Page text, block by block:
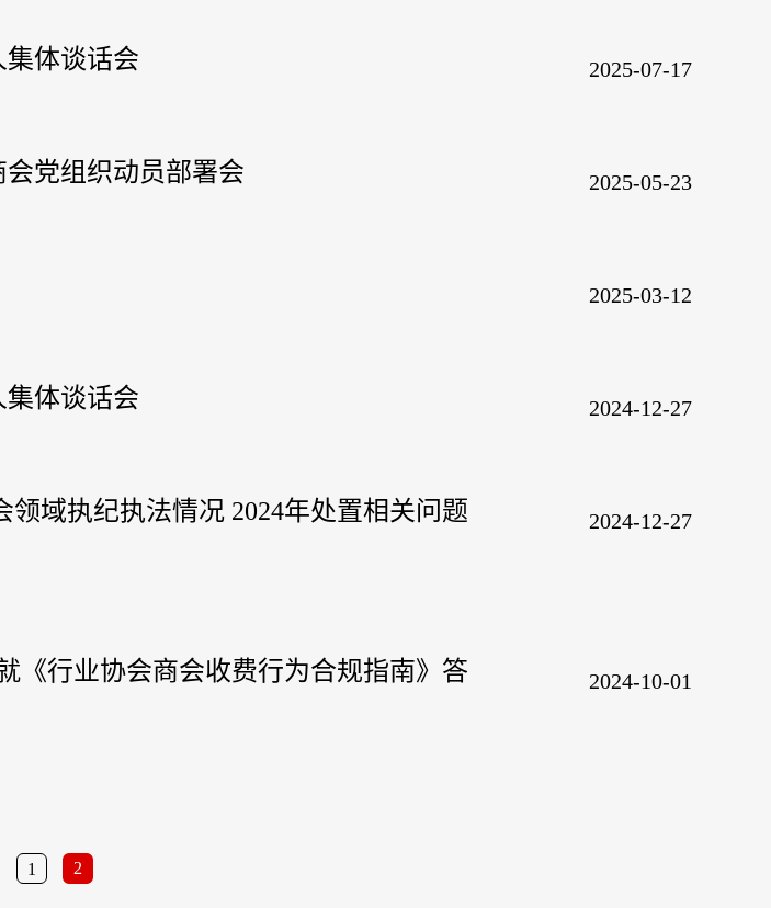
体谈话会 2025-07-17
党组织动员部署会 2025-05-23
2025-03-12
体谈话会 2024-12-27
域执纪执法情况 2024年处置相关问题
2024-12-27
《行业协会商会收费行为合规指南》答
2024-10-01
1 2